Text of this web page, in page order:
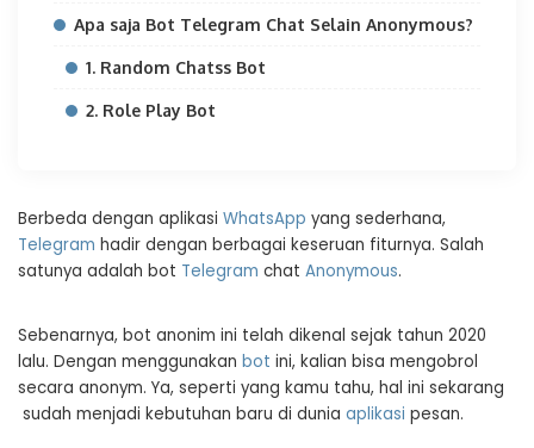
Apa saja Bot Telegram Chat Selain Anonymous?
1. Random Chatss Bot
2. Role Play Bot
Berbeda dengan aplikasi WhatsApp yang sederhana,
Telegram hadir dengan berbagai keseruan fiturnya. Salah
satunya adalah bot Telegram chat Anonymous.
Sebenarnya, bot anonim ini telah dikenal sejak tahun 2020
lalu. Dengan menggunakan bot ini, kalian bisa mengobrol
secara anonym. Ya, seperti yang kamu tahu, hal ini sekarang
sudah menjadi kebutuhan baru di dunia aplikasi pesan.